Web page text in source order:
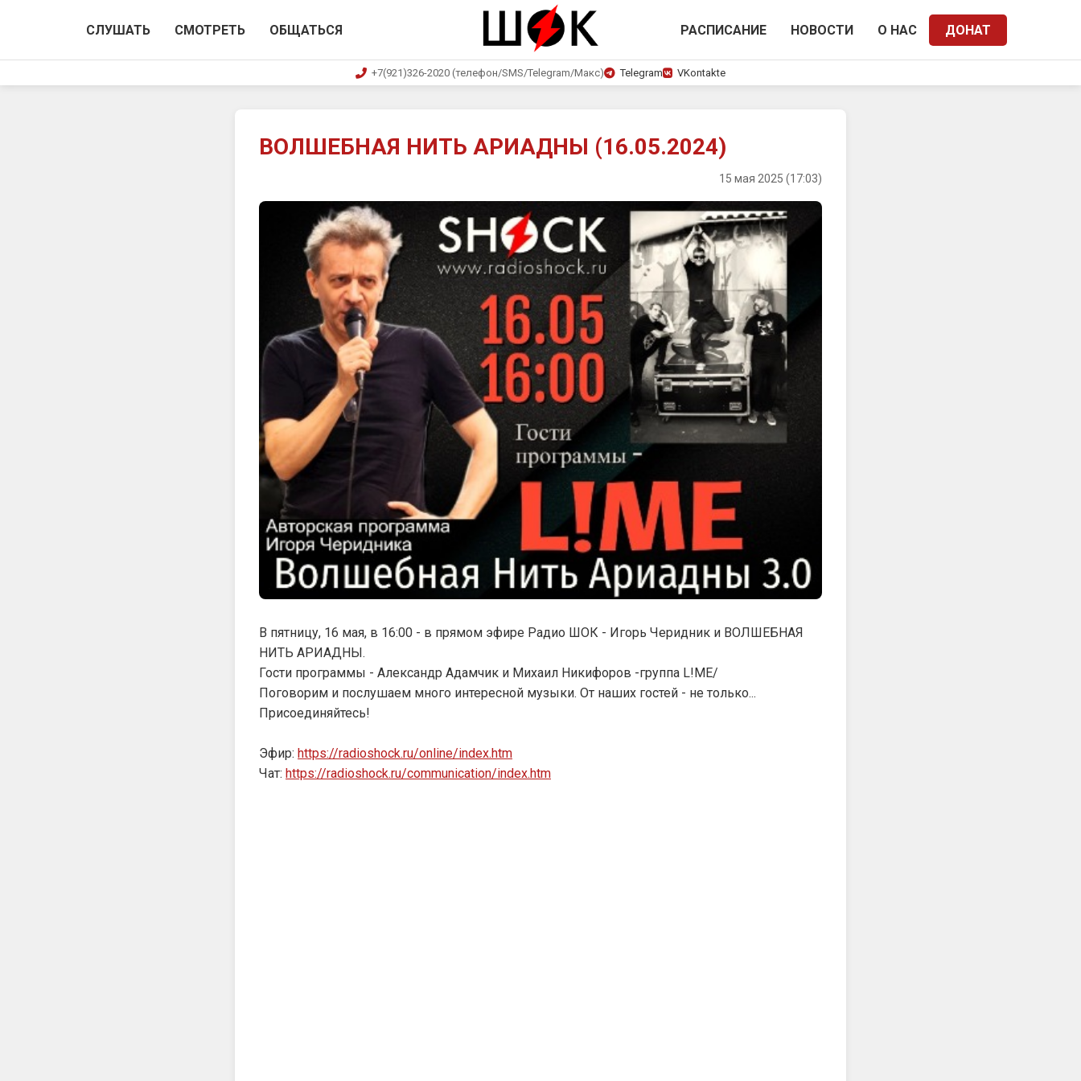
СЛУШАТЬ СМОТРЕТЬ ОБЩАТЬСЯ РАСПИСАНИЕ НОВОСТИ О НАС ДОНАТ
+7(921)326-2020 (телефон/SMS/Telegram/Макс) Telegram VKontakte
ВОЛШЕБНАЯ НИТЬ АРИАДНЫ (16.05.2024)
15 мая 2025 (17:03)
В пятницу, 16 мая, в 16:00 - в прямом эфире Радио ШОК - Игорь Черидник и ВОЛШЕБНАЯ
НИТЬ АРИАДНЫ.
Гости программы - Александр Адамчик и Михаил Никифоров -группа L!ME/
Поговорим и послушаем много интересной музыки. От наших гостей - не только...
Присоединяйтесь!
Эфир: https://radioshock.ru/online/index.htm
Чат: https://radioshock.ru/communication/index.htm